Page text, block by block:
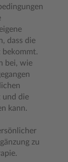
dass die
bekommt.
bei, wie
und die
kann.
zu